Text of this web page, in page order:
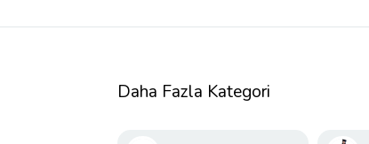
Daha Fazla Kategori